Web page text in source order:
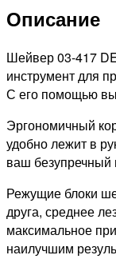
проработки
и
бородыбритья
Grafit
Описание
Шейвер 03-417
инструмент для
С его помощью вы
Эргономичный
удобно лежит в
ваш безупречный
Режущие блоки
друга, среднее
максимальное
наилучшим